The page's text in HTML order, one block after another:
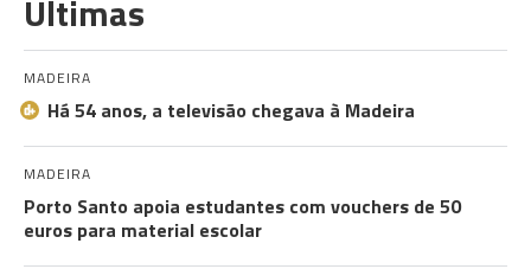
Últimas
MADEIRA
Há 54 anos, a televisão chegava à Madeira
MADEIRA
Porto Santo apoia estudantes com vouchers de 50
euros para material escolar